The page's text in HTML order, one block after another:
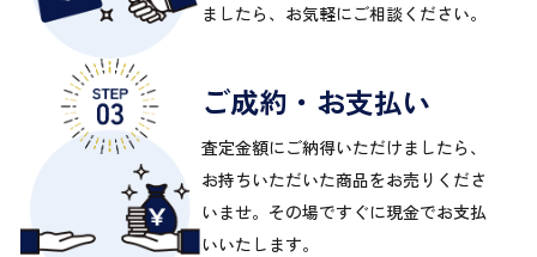
ましたら、お気軽にご相談ください。
ご成約・お支払い
査定金額にご納得いただけましたら、
お持ちいただいた商品をお売りくださ
いませ。その場ですぐに現金でお支払
いいたします。